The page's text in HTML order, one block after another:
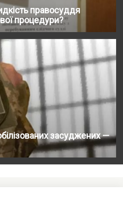
правосуддя
процедури?
засуджених —